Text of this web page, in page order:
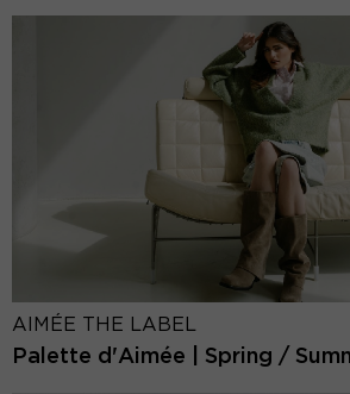
AIMÉE THE LABEL
Palette d'Aimée | Spring /